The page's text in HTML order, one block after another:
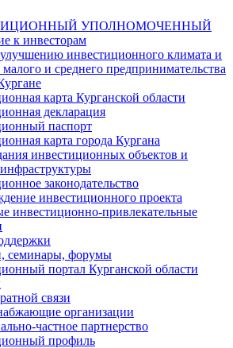
УПОЛНОМОЧЕННЫЙ
к инвесторам
инвестиционного климата и
и среднего предпринимательства
карта Курганской области
декларация
паспорт
карта города Кургана
инвестиционных объектов и
законодательство
инвестиционного проекта
инвестиционно-привлекательные
семинары, форумы
портал Курганской области
связи
организации
частное партнерство
профиль